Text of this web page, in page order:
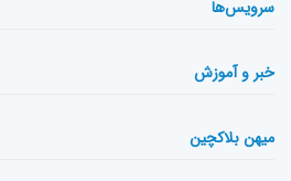
سرویس‌ها
خبر و آموزش
میهن بلاکچین